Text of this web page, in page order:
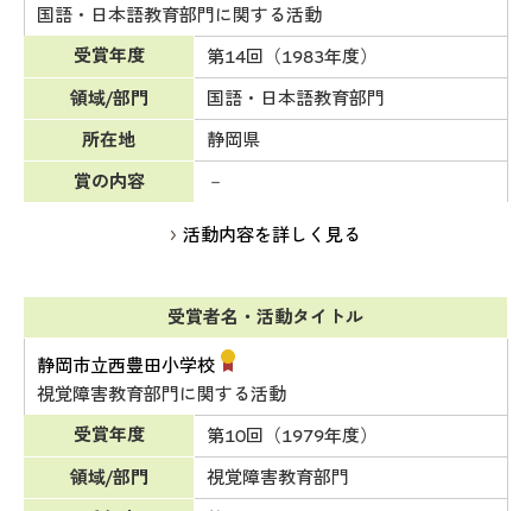
国語・日本語教育部門に関する活動
受賞年度
第14回（1983年度）
領域/部門
国語・日本語教育部門
所在地
静岡県
賞の内容
－
活動内容を詳しく見る
受賞者名・活動タイトル
静岡市立西豊田小学校
視覚障害教育部門に関する活動
受賞年度
第10回（1979年度）
領域/部門
視覚障害教育部門